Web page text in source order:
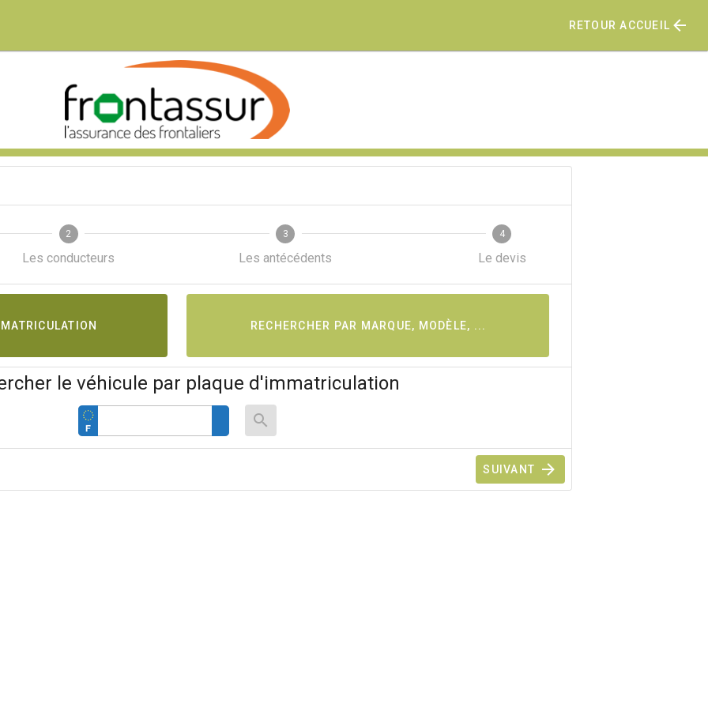
RETOUR ACCUEIL
2
Les conducteurs
3
Les antécédents
4
Le devis
RECHERCHER PAR MARQUE, MODÈLE, ...
le véhicule par plaque d'immatriculation
SUIVANT